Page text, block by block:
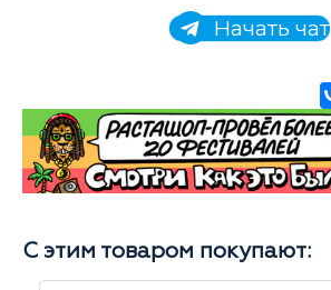
Начать чат
С этим товаром покупают: